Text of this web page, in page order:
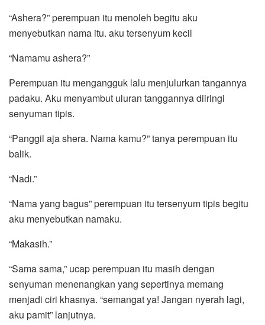
“Ashera?” perempuan itu menoleh begitu aku
menyebutkan nama itu. aku tersenyum kecil
“Namamu ashera?”
Perempuan itu mengangguk lalu menjulurkan tangannya
padaku. Aku menyambut uluran tanggannya diiringi
senyuman tipis.
“Panggil aja shera. Nama kamu?” tanya perempuan itu
balik.
“Nadi.”
“Nama yang bagus” perempuan itu tersenyum tipis begitu
aku menyebutkan namaku.
“Makasih.”
“Sama sama,” ucap perempuan itu masih dengan
senyuman menenangkan yang sepertinya memang
menjadi ciri khasnya. “semangat ya! Jangan nyerah lagi,
aku pamit” lanjutnya.